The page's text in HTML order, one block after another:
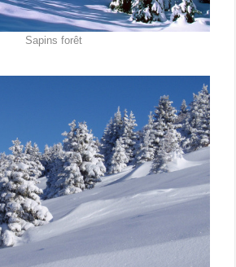
Sapins forêt